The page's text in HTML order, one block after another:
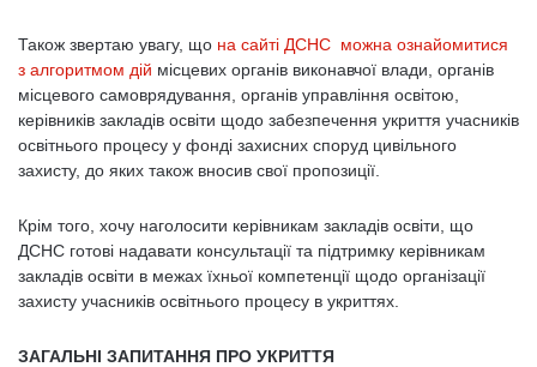
Також звертаю увагу, що на сайті ДСНС можна ознайомитися
з алгоритмом дій місцевих органів виконавчої влади, органів
місцевого самоврядування, органів управління освітою,
керівників закладів освіти щодо забезпечення укриття учасників
освітнього процесу у фонді захисних споруд цивільного
захисту, до яких також вносив свої пропозиції.
Крім того, хочу наголосити керівникам закладів освіти, що
ДСНС готові надавати консультації та підтримку керівникам
закладів освіти в межах їхньої компетенції щодо організації
захисту учасників освітнього процесу в укриттях.
ЗАГАЛЬНІ ЗАПИТАННЯ ПРО УКРИТТЯ